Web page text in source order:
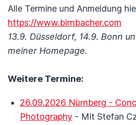
Alle Termine und Anmeldung
https://www.birnbacher.com
13.9. Düsseldorf, 14.9. Bonn
meiner Homepage.
Weitere Termine:
26.09.2026 Nürnberg -
Photography - Mit Stefan